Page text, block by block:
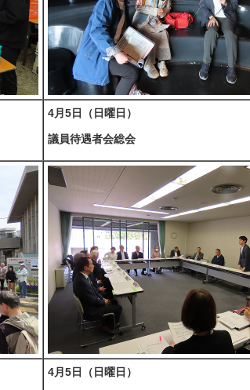
4月5日（日曜日）
議員待遇者会総会
4月5日（日曜日）